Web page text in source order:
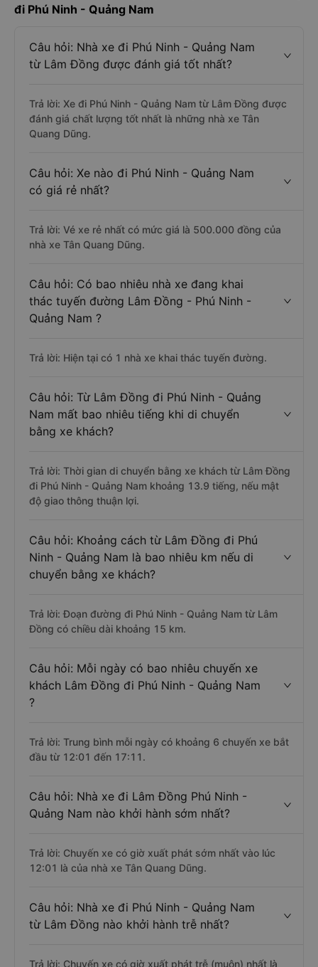
đi Phú Ninh - Quảng Nam
Câu hỏi: Nhà xe đi Phú Ninh - Quảng Nam
từ Lâm Đồng được đánh giá tốt nhất?
Trả lời: Xe đi Phú Ninh - Quảng Nam từ Lâm Đồng được
đánh giá chất lượng tốt nhất là những nhà xe Tân
Quang Dũng.
Câu hỏi: Xe nào đi Phú Ninh - Quảng Nam
có giá rẻ nhất?
Trả lời: Vé xe rẻ nhất có mức giá là 500.000 đồng của
nhà xe Tân Quang Dũng.
Câu hỏi: Có bao nhiêu nhà xe đang khai
thác tuyến đường Lâm Đồng - Phú Ninh -
Quảng Nam ?
Trả lời: Hiện tại có 1 nhà xe khai thác tuyến đường.
Câu hỏi: Từ Lâm Đồng đi Phú Ninh - Quảng
Nam mất bao nhiêu tiếng khi di chuyển
bằng xe khách?
Trả lời: Thời gian di chuyển bằng xe khách từ Lâm Đồng
đi Phú Ninh - Quảng Nam khoảng 13.9 tiếng, nếu mật
độ giao thông thuận lợi.
Câu hỏi: Khoảng cách từ Lâm Đồng đi Phú
Ninh - Quảng Nam là bao nhiêu km nếu di
chuyển bằng xe khách?
Trả lời: Đoạn đường đi Phú Ninh - Quảng Nam từ Lâm
Đồng có chiều dài khoảng 15 km.
Câu hỏi: Mỗi ngày có bao nhiêu chuyến xe
khách Lâm Đồng đi Phú Ninh - Quảng Nam
?
Trả lời: Trung bình mỗi ngày có khoảng 6 chuyến xe bắt
đầu từ 12:01 đến 17:11.
Câu hỏi: Nhà xe đi Lâm Đồng Phú Ninh -
Quảng Nam nào khởi hành sớm nhất?
Trả lời: Chuyến xe có giờ xuất phát sớm nhất vào lúc
12:01 là của nhà xe Tân Quang Dũng.
Câu hỏi: Nhà xe đi Phú Ninh - Quảng Nam
từ Lâm Đồng nào khởi hành trễ nhất?
Trả lời: Chuyến xe có giờ xuất phát trễ (muộn) nhất là